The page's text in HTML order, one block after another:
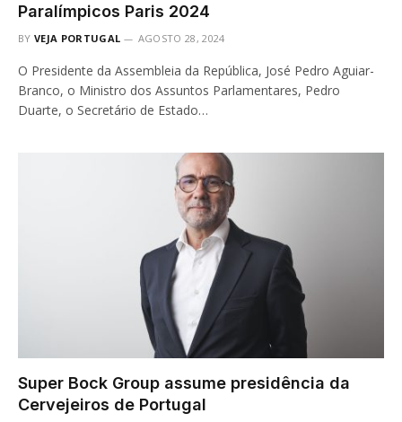
Paralímpicos Paris 2024
BY VEJA PORTUGAL AGOSTO 28, 2024
O Presidente da Assembleia da República, José Pedro Aguiar-
Branco, o Ministro dos Assuntos Parlamentares, Pedro
Duarte, o Secretário de Estado…
Super Bock Group assume presidência da
Cervejeiros de Portugal